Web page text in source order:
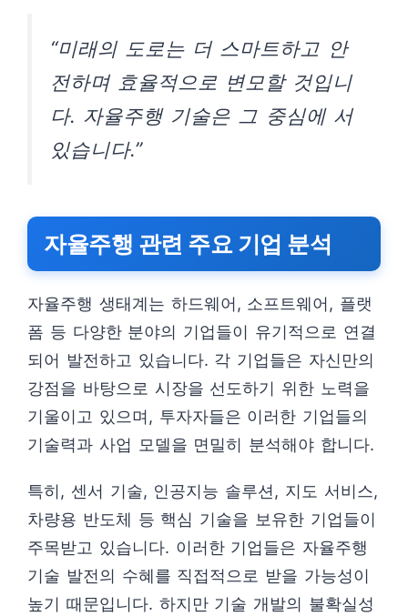
“미래의 도로는 더 스마트하고 안
전하며 효율적으로 변모할 것입니
다. 자율주행 기술은 그 중심에 서
있습니다.”
자율주행 관련 주요 기업 분석
자율주행 생태계는 하드웨어, 소프트웨어, 플랫
폼 등 다양한 분야의 기업들이 유기적으로 연결
되어 발전하고 있습니다. 각 기업들은 자신만의
강점을 바탕으로 시장을 선도하기 위한 노력을
기울이고 있으며, 투자자들은 이러한 기업들의
기술력과 사업 모델을 면밀히 분석해야 합니다.
특히, 센서 기술, 인공지능 솔루션, 지도 서비스,
차량용 반도체 등 핵심 기술을 보유한 기업들이
주목받고 있습니다. 이러한 기업들은 자율주행
기술 발전의 수혜를 직접적으로 받을 가능성이
높기 때문입니다. 하지만 기술 개발의 불확실성